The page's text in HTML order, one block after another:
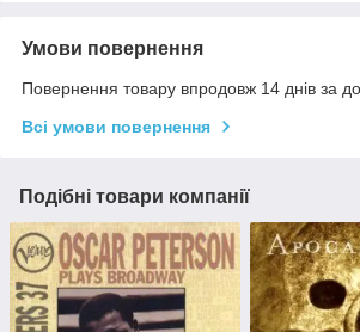
Умови повернення
Повернення товару впродовж 14 днів за
Всі умови повернення
Подібні товари компанії